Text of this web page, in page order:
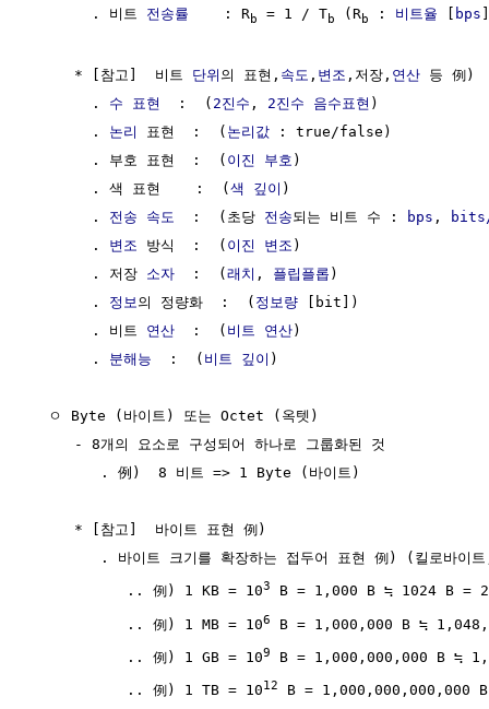
       . 비트
전송률
    : R
b = 1 / Tb (Rb : 비트율 bps
     * [참고]  비트
단위 의 표현, 속도 , 변조 ,저장, 연산 등 例)
       .
수 표현
  :  (
2진수 , 2진수 음수표현 )
       .
논리 표현  :  ( 논리값 : true/false)
       . 부호 표현  :  (
이진 부호 )
       . 색 표현    :  (
색 깊이 )
       .
전송 속도
  :  (초당
전송되는 비트 수 : bps ,
       .
변조 방식  :  ( 이진 변조 )
       . 저장
소자
  :  (
래치 , 플립플롭 )
       .
정보의 정량화  :  ( 정보량 [bit])
       . 비트
연산
  :  (
비트 연산)
       .
분해능
  :  (
비트 깊이 )
  ㅇ Byte (바이트) 또는 Octet (옥텟)
     - 8개의 요소로 구성되어 하나로 그룹화된 것
        . 例)  8 비트 => 1 Byte (바이트)
     * [참고]  바이트 표현 例)
. 바이트 크기를 확장하는 접두어 표현 例) (킬로바이트
           .. 例) 1 KB = 10
3 B = 1,000 B ≒ 1024 B = 2
           .. 例) 1 MB = 10
6 B = 1,000,000 B ≒
           .. 例) 1 GB = 10
9 B = 1,000,000,000 B ≒
           .. 例) 1 TB = 10
12
B = 1,000,000,000,000